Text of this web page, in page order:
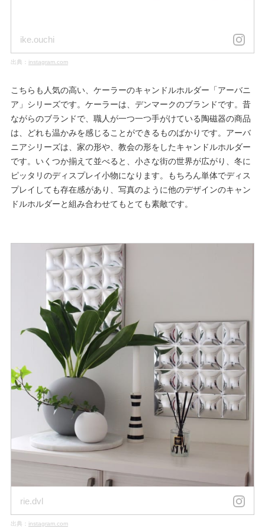
ike.ouchi
出典： instagram.com
こちらも人気の高い、ケーラーのキャンドルホルダー「アーバニ
ア」シリーズです。ケーラーは、デンマークのブランドです。昔
ながらのブランドで、職人が一つ一つ手がけている陶磁器の商品
は、どれも温かみを感じることができるものばかりです。アーバ
ニアシリーズは、家の形や、教会の形をしたキャンドルホルダー
です。いくつか揃えて並べると、小さな街の世界が広がり、冬に
ピッタリのディスプレイ小物になります。もちろん単体でディス
プレイしても存在感があり、写真のように他のデザインのキャン
ドルホルダーと組み合わせてもとても素敵です。
rie.dvl
出典： instagram.com